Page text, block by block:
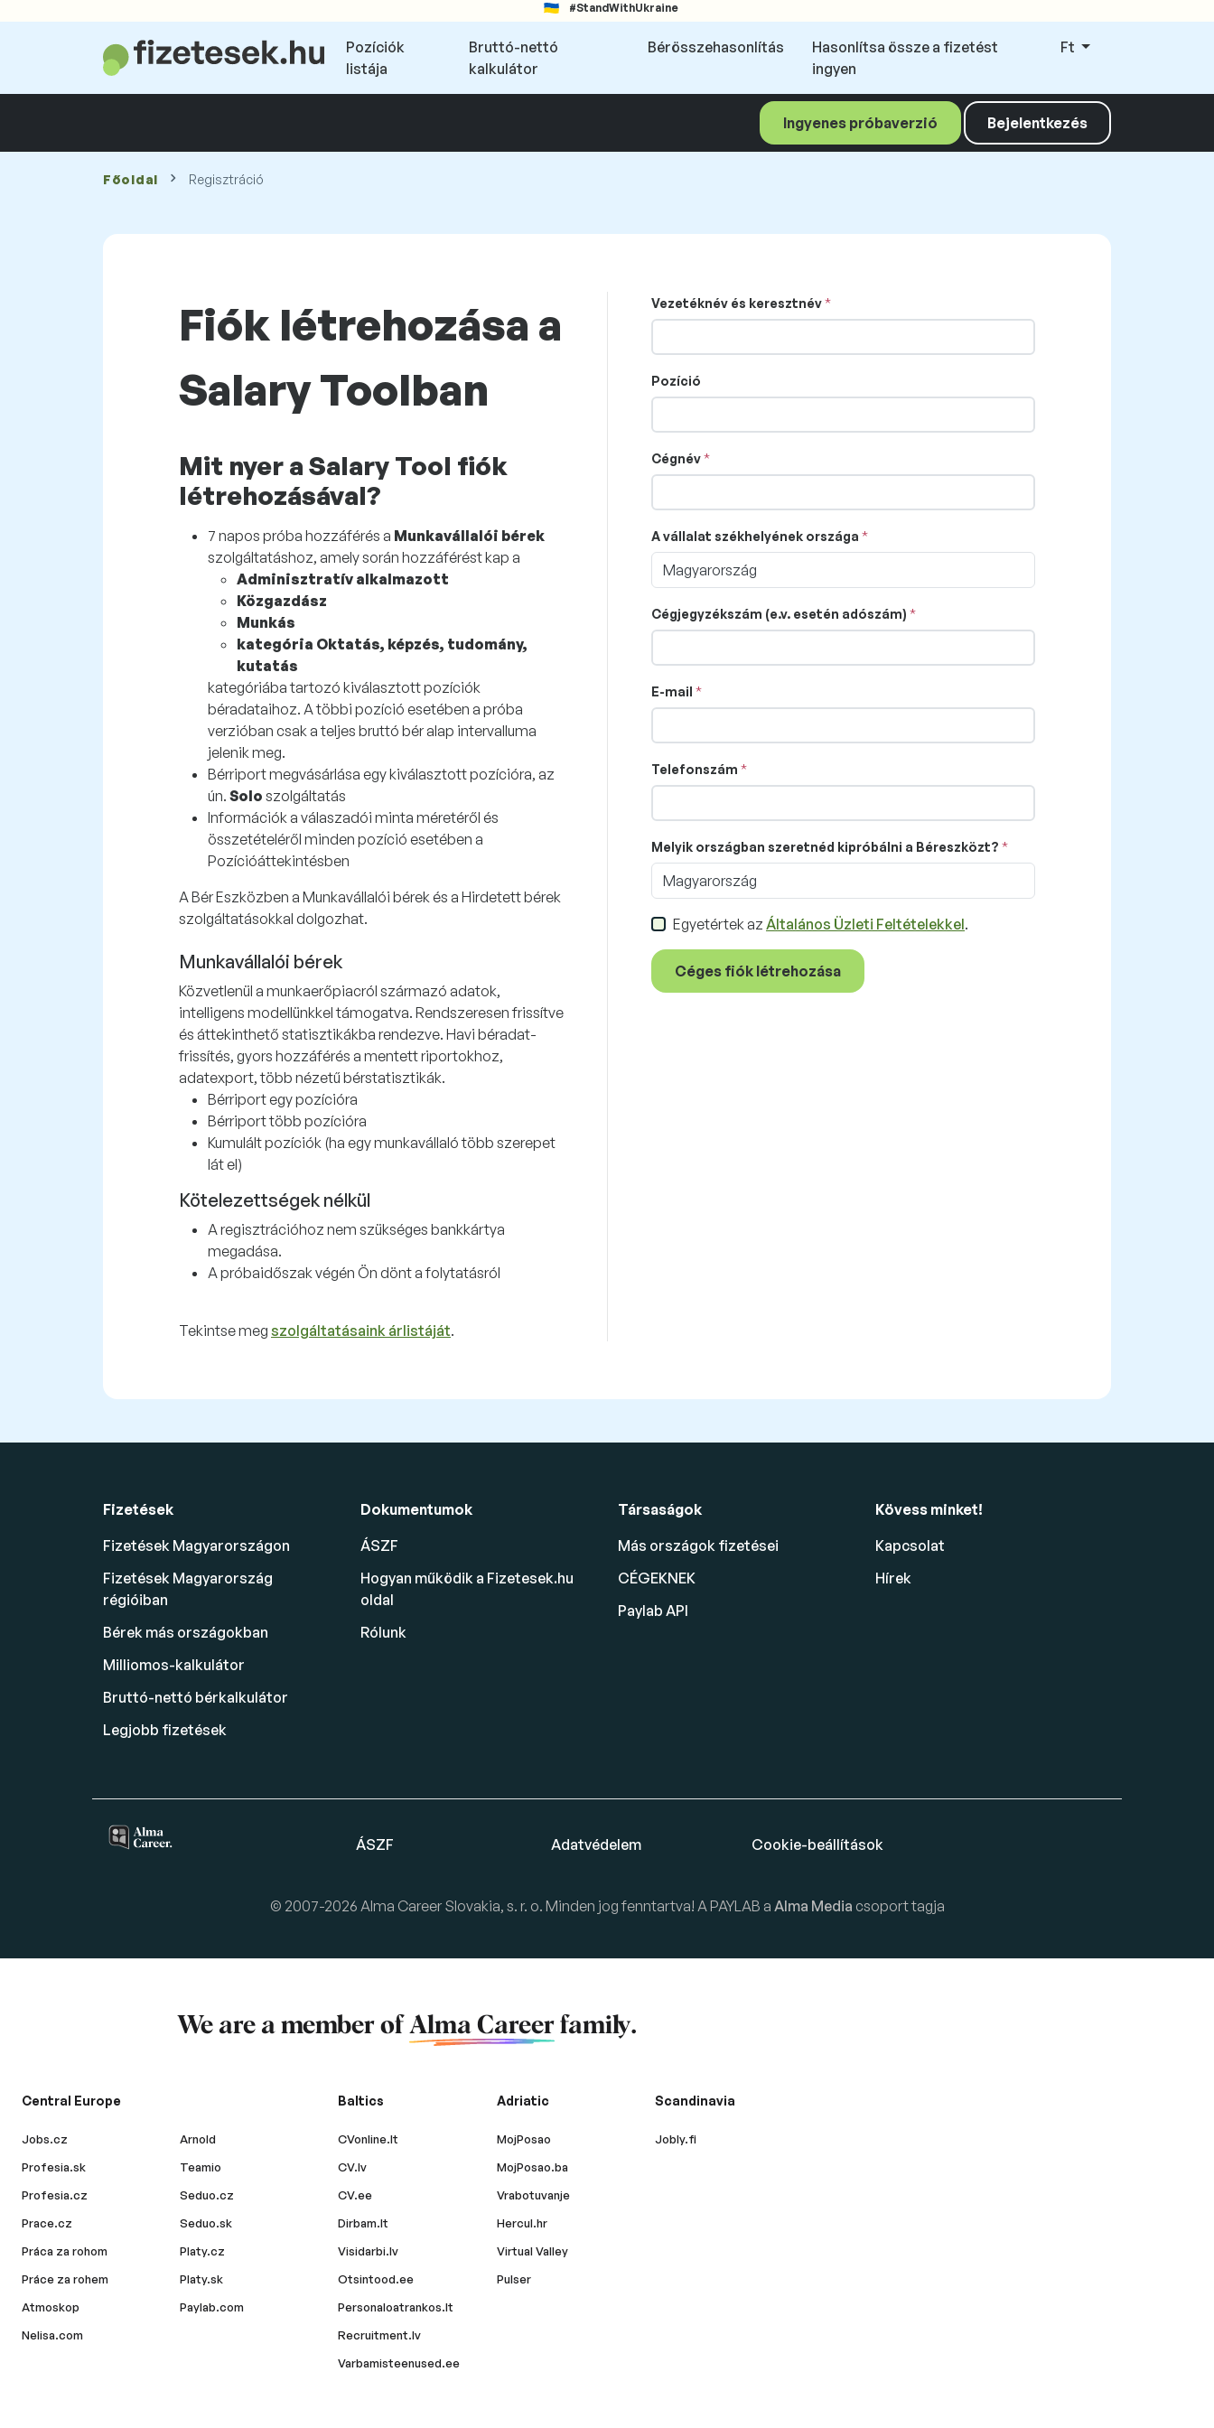
#StandWithUkraine
Pozíciók
listája
Bruttó-nettó
kalkulátor
Bérösszehasonlítás
Hasonlítsa össze a fizetést
ingyen
Ft
Ingyenes próbaverzió Bejelentkezés
Főoldal Regisztráció
Fiók létrehozása a
Salary Toolban
Mit nyer a Salary Tool fiók
létrehozásával?
7 napos próba hozzáférés a Munkavállalói bérek
szolgáltatáshoz, amely során hozzáférést kap a
Adminisztratív alkalmazott
Közgazdász
Munkás
kategória Oktatás, képzés, tudomány,
kutatás
kategóriába tartozó kiválasztott pozíciók
béradataihoz. A többi pozíció esetében a próba
verzióban csak a teljes bruttó bér alap intervalluma
jelenik meg.
Bérriport megvásárlása egy kiválasztott pozícióra, az
ún. Solo szolgáltatás
Információk a válaszadói minta méretéről és
összetételéről minden pozíció esetében a
Pozícióáttekintésben
A Bér Eszközben a Munkavállalói bérek és a Hirdetett bérek
szolgáltatásokkal dolgozhat.
Munkavállalói bérek
Közvetlenül a munkaerőpiacról származó adatok,
intelligens modellünkkel támogatva. Rendszeresen frissítve
és áttekinthető statisztikákba rendezve. Havi béradat-
frissítés, gyors hozzáférés a mentett riportokhoz,
adatexport, több nézetű bérstatisztikák.
Bérriport egy pozícióra
Bérriport több pozícióra
Kumulált pozíciók (ha egy munkavállaló több szerepet
lát el)
Kötelezettségek nélkül
A regisztrációhoz nem szükséges bankkártya
megadása.
A próbaidőszak végén Ön dönt a folytatásról
Tekintse meg szolgáltatásaink árlistáját.
Vezetéknév és keresztnév
Pozíció
Cégnév
A vállalat székhelyének országa
Magyarország
Cégjegyzékszám (e.v. esetén adószám)
E-mail
Telefonszám
Melyik országban szeretnéd kipróbálni a Béreszközt?
Magyarország
Egyetértek az Általános Üzleti Feltételekkel.
Céges fiók létrehozása
Fizetések
Fizetések Magyarországon
Fizetések Magyarország
régióiban
Bérek más országokban
Milliomos-kalkulátor
Bruttó-nettó bérkalkulátor
Legjobb fizetések
Dokumentumok
ÁSZF
Hogyan működik a Fizetesek.hu
oldal
Rólunk
Társaságok
Más országok fizetései
CÉGEKNEK
Paylab API
Kövess minket!
Kapcsolat
Hírek
ÁSZF Adatvédelem Cookie-beállítások
© 2007-2026 Alma Career Slovakia, s. r. o. Minden jog fenntartva! A PAYLAB a Alma Media csoport tagja
We are a member of Alma Careerfamily.
Central Europe
Jobs.cz
Profesia.sk
Profesia.cz
Prace.cz
Práca za rohom
Práce za rohem
Atmoskop
Nelisa.com
Arnold
Teamio
Seduo.cz
Seduo.sk
Platy.cz
Platy.sk
Paylab.com
Baltics
CVonline.lt
CV.lv
CV.ee
Dirbam.lt
Visidarbi.lv
Otsintood.ee
Personaloatrankos.lt
Recruitment.lv
Varbamisteenused.ee
Adriatic
MojPosao
MojPosao.ba
Vrabotuvanje
Hercul.hr
Virtual Valley
Pulser
Scandinavia
Jobly.fi